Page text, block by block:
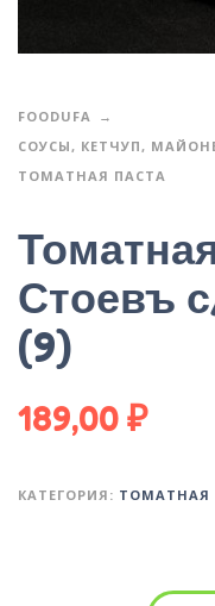
FOODUFA
СОУСЫ, КЕТЧУП,
ТОМАТНАЯ ПАСТА
Стоевъ
(9)
189,00₽
КАТЕГОРИЯ: ТОМАТНАЯ